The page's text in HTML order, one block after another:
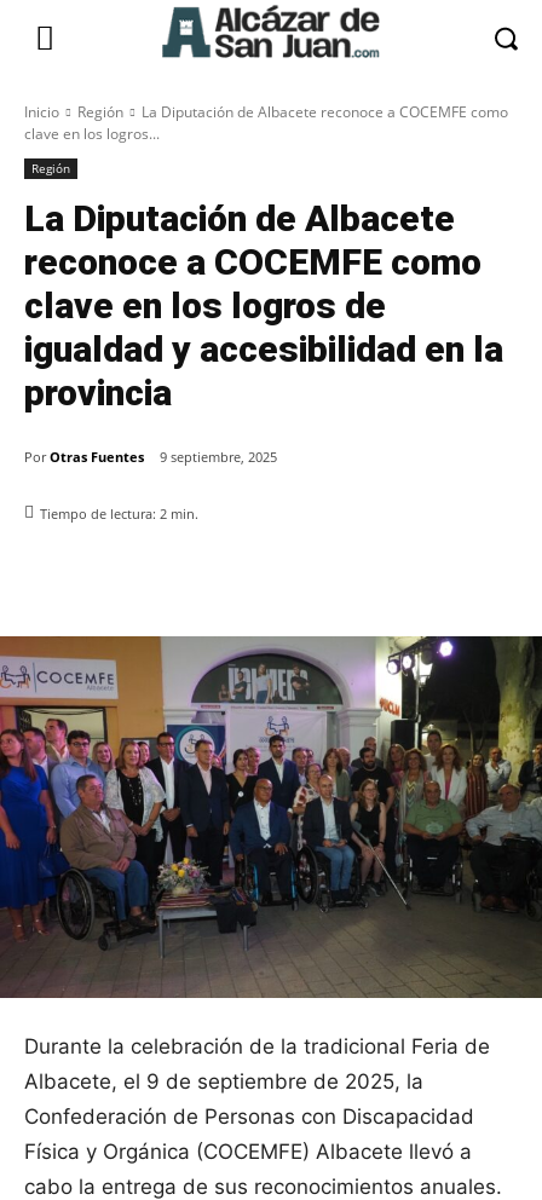
Inicio Región
La Diputación de Albacete reconoce a COCEMFE como
clave en los logros...
Región
La Diputación de Albacete
reconoce a COCEMFE como
clave en los logros de
igualdad y accesibilidad en la
provincia
Por Otras Fuentes 9 septiembre, 2025
Tiempo de lectura: 2 min.
Durante la celebración de la tradicional Feria de
Albacete, el 9 de septiembre de 2025, la
Confederación de Personas con Discapacidad
Física y Orgánica (COCEMFE) Albacete llevó a
cabo la entrega de sus reconocimientos anuales.